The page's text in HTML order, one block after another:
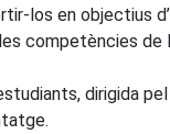
los en objectius
competències de
dirigida